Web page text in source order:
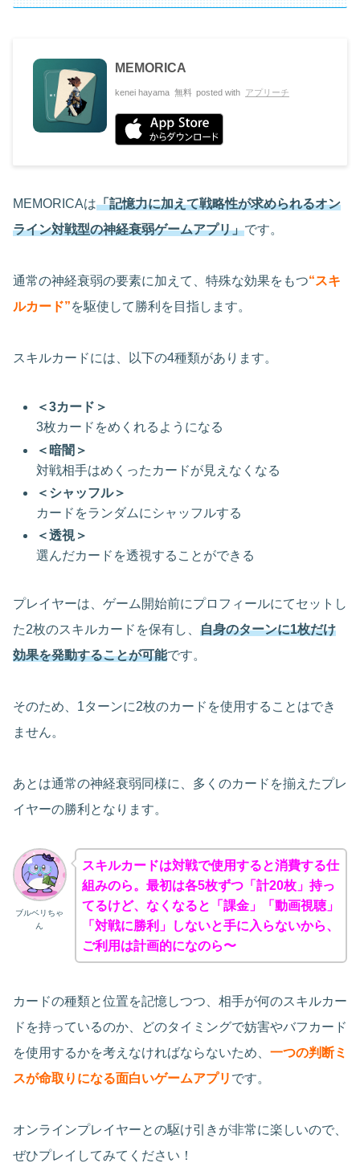
MEMORICA
kenei hayama 無料 posted with アプリーチ
MEMORICAは「記憶力に加えて戦略性が求められるオン
ライン対戦型の神経衰弱ゲームアプリ」です。
通常の神経衰弱の要素に加えて、特殊な効果をもつ“スキ
ルカード”を駆使して勝利を目指します。
スキルカードには、以下の4種類があります。
＜3カード＞
3枚カードをめくれるようになる
＜暗闇＞
対戦相手はめくったカードが見えなくなる
＜シャッフル＞
カードをランダムにシャッフルする
＜透視＞
選んだカードを透視することができる
プレイヤーは、ゲーム開始前にプロフィールにてセットし
た2枚のスキルカードを保有し、 自身のターンに1枚だけ
効果を発動することが可能です。
そのため、1ターンに2枚のカードを使用することはでき
ません。
あとは通常の神経衰弱同様に、多くのカードを揃えたプレ
イヤーの勝利となります。
ブルベリちゃ
ん
スキルカードは対戦で使用すると消費する仕
組みのら。最初は各5枚ずつ「計20枚」持っ
てるけど、なくなると「課金」「動画視聴」
「対戦に勝利」しないと手に入らないから、
ご利用は計画的になのら〜
カードの種類と位置を記憶しつつ、相手が何のスキルカー
ドを持っているのか、どのタイミングで妨害やバフカード
を使用するかを考えなければならないため、 一つの判断ミ
スが命取りになる面白いゲームアプリ です。
オンラインプレイヤーとの駆け引きが非常に楽しいので、
ぜひプレイしてみてください！